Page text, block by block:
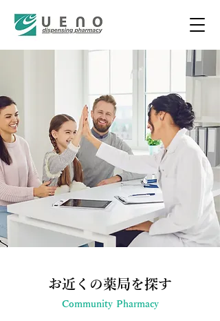
お近くの薬局を探す
Community Pharmacy